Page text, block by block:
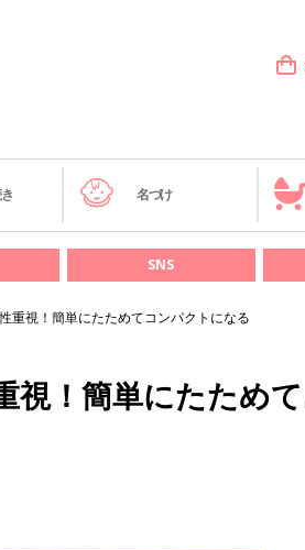
名づけ
SNS
重視！簡単にたためてコンパクトになる
視！簡単にたため